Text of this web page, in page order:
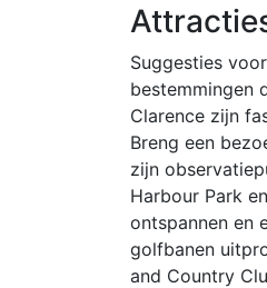
Suggesties
bestemmingen
Clarence zijn
Breng een
zijn
Harbour Park
ontspannen en
golfbanen
and Country